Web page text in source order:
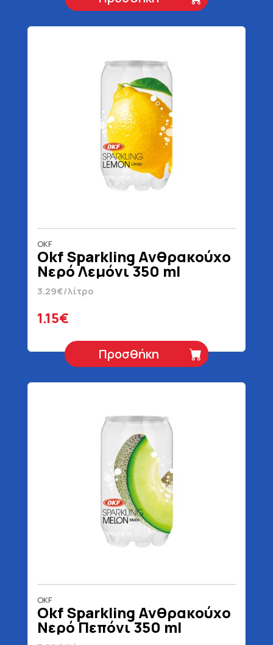
OKF
Okf Sparkling Ανθρακούχο
Νερό Λεμόνι 350 ml
3.29€/λίτρο
1.15€
Προσθήκη
OKF
Okf Sparkling Ανθρακούχο
Νερό Πεπόνι 350 ml